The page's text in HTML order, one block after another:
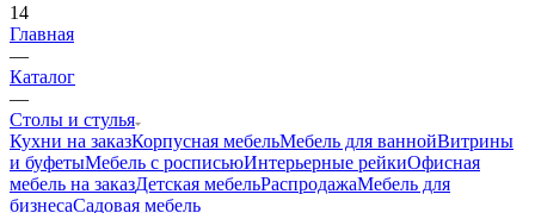
14
Главная
—
Каталог
—
Столы и стулья
Кухни на заказКорпусная мебельМебель для ваннойВитрины
и буфетыМебель с росписьюИнтерьерные рейкиОфисная
мебель на заказДетская мебельРаспродажаМебель для
бизнесаСадовая мебель